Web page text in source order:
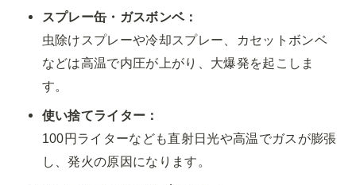
スプレー缶・ガスボンベ：
虫除けスプレーや冷却スプレー、カセットボンベ
などは高温で内圧が上がり、大爆発を起こしま
す。
使い捨てライター：
100円ライターなども直射日光や高温でガスが膨張
し、発火の原因になります。